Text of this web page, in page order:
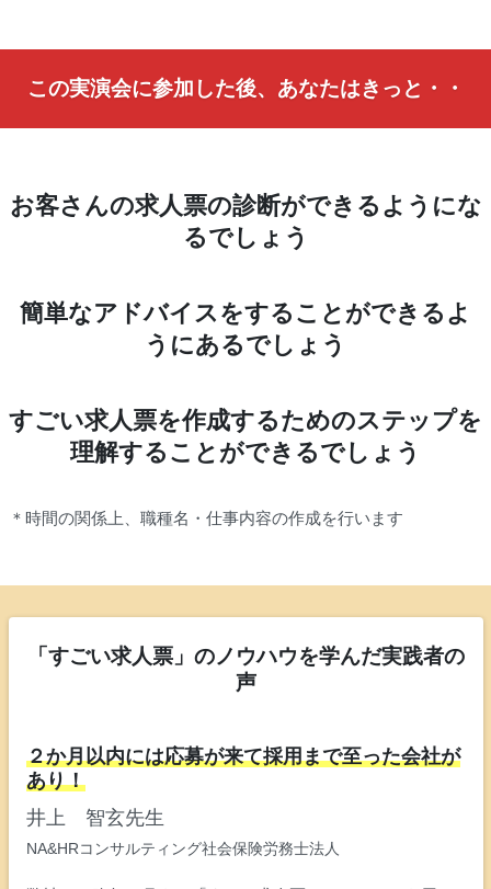
この実演会に参加した後、あなたはきっと・・
お客さんの求人票の診断ができるようにな
るでしょう
簡単なアドバイスをすることができるよ
うにあるでしょう
すごい求人票を作成するためのステップを
理解することができるでしょう
＊時間の関係上、職種名・仕事内容の作成を行います
「すごい求人票」のノウハウを学んだ実践者の
声
２か月以内には応募が来て採用まで至った会社が
あり！
井上 智玄先生
NA&HRコンサルティング社会保険労務士法人